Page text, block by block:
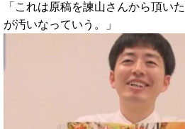
「これは原稿を諫山さんから頂い
が汚いなっていう。」